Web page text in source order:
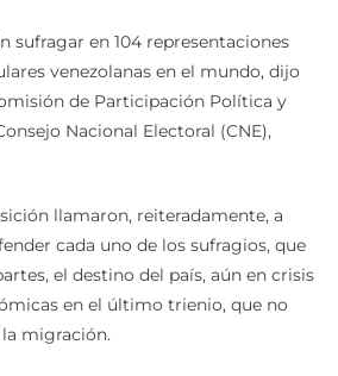
sufragar en 104 representaciones
venezolanas en el mundo, dijo
de Participación Política y
Nacional Electoral (CNE),
llamaron, reiteradamente, a
cada uno de los sufragios, que
el destino del país, aún en crisis
en el último trienio, que no
migración.